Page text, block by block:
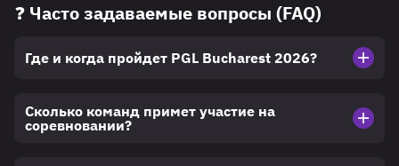
❓ Часто задаваемые вопросы (FAQ)
Где и когда пройдет PGL Bucharest 2026?
Сколько команд примет участие на
соревновании?